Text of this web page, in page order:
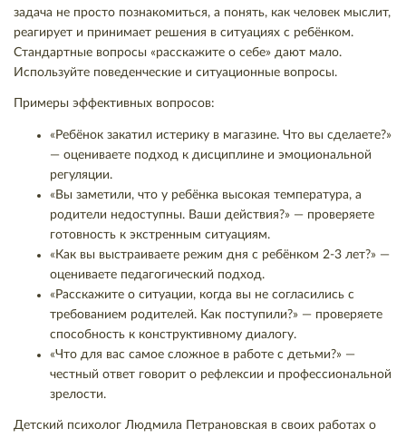
задача не просто познакомиться, а понять, как человек мыслит,
реагирует и принимает решения в ситуациях с ребёнком.
Стандартные вопросы «расскажите о себе» дают мало.
Используйте поведенческие и ситуационные вопросы.
Примеры эффективных вопросов:
«Ребёнок закатил истерику в магазине. Что вы сделаете?»
— оцениваете подход к дисциплине и эмоциональной
регуляции.
«Вы заметили, что у ребёнка высокая температура, а
родители недоступны. Ваши действия?» — проверяете
готовность к экстренным ситуациям.
«Как вы выстраиваете режим дня с ребёнком 2-3 лет?» —
оцениваете педагогический подход.
«Расскажите о ситуации, когда вы не согласились с
требованием родителей. Как поступили?» — проверяете
способность к конструктивному диалогу.
«Что для вас самое сложное в работе с детьми?» —
честный ответ говорит о рефлексии и профессиональной
зрелости.
Детский психолог Людмила Петрановская в своих работах о